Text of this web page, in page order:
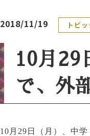
2018/11/19 トピ
10月29
で、外
10 月29日（月）、中